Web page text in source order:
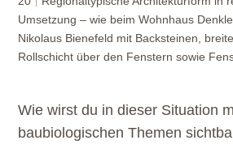
Umsetzung – wie beim Wohnhaus
Nikolaus Bienefeld mit Backsteinen,
Rollschicht über den Fenstern sowie
Wie wirst du in dieser Situation
baubiologischen Themen